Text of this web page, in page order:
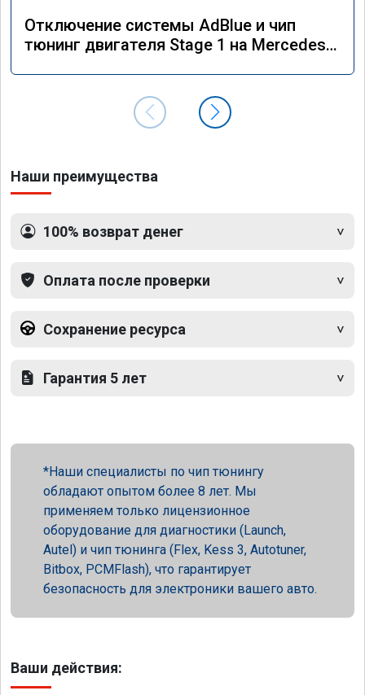
Отключение системы AdBlue и чип
тюнинг двигателя Stage 1 на Mercedes
Наши преимущества
100% возврат денег
Оплата после проверки
Сохранение ресурса
Гарантия 5 лет
Наши специалисты по чип тюнингу
обладают опытом более 8 лет. Мы
применяем только лицензионное
оборудование для диагностики (Launch,
Autel) и чип тюнинга (Flex, Kess 3, Autotuner,
Bitbox, PCMFlash), что гарантирует
безопасность для электроники вашего авто.
Ваши действия: